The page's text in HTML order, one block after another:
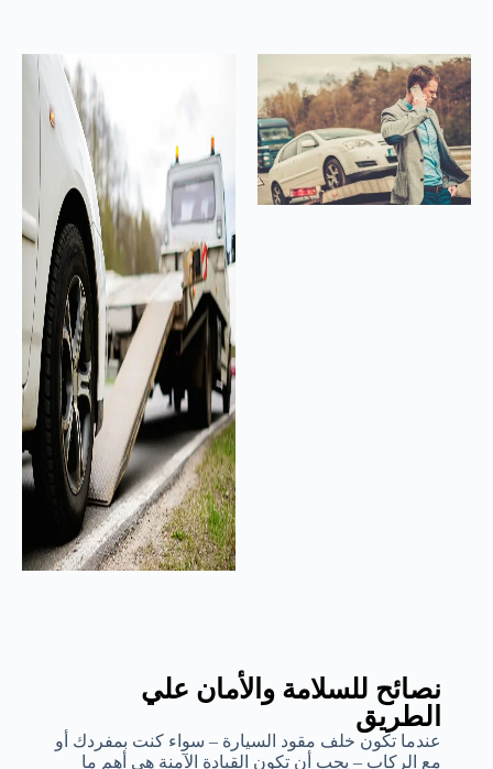
نصائح للسلامة والأمان علي
الطريق
عندما تكون خلف مقود السيارة – سواء كنت بمفردك أو
مع الركاب – يجب أن تكون القيادة الآمنة هي أهم ما